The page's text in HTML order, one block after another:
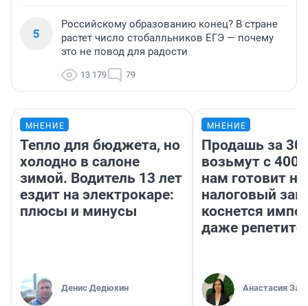
5
Российскому образованию конец? В стране
растет число стобалльников ЕГЭ — почему
это не повод для радости
13 179 79
МНЕНИЕ
Тепло для бюджета, но
холодно в салоне
зимой. Водитель 13 лет
ездит на электрокаре:
плюсы и минусы
Денис Дедюхин
МНЕНИЕ
Продашь за
возьмут с
нам готовит
налоговый
коснется
даже
Анастасия